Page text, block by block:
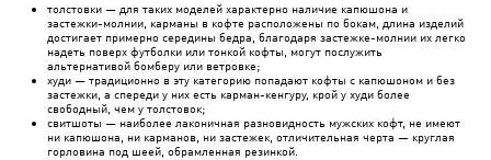
толстовки — для таких моделей характерно наличие капюшона и
застежки-молнии, карманы в кофте расположены по бокам, длина изделий
достигает примерно середины бедра, благодаря застежке-молнии их легко
надеть поверх футболки или тонкой кофты, могут послужить
альтернативой бомберу или ветровке;
худи — традиционно в эту категорию попадают кофты с капюшоном и без
застежки, а спереди у них есть карман-кенгуру, крой у худи более
свободный, чем у толстовок;
свитшоты — наиболее лаконичная разновидность мужских кофт, не имеют
ни капюшона, ни карманов, ни застежек, отличительная черта — круглая
горловина под шеей, обрамленная резинкой.